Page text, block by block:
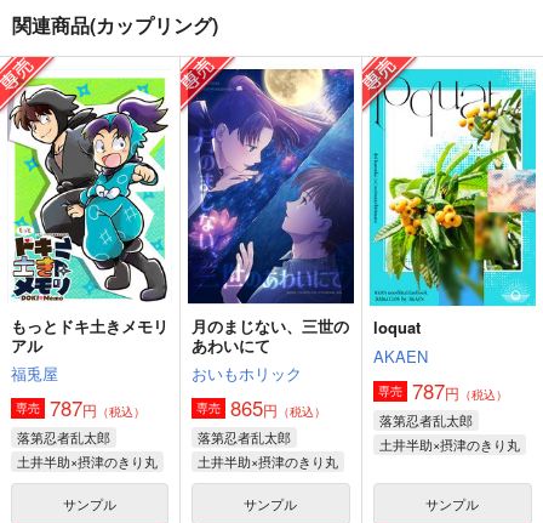
陽だまりに落雷
よくわらう
1,100円 （税込）
摂津のきり丸×土井半助
サンプル
作品詳細
雪ぐ
木下ライター
944円 （税込）
土井半助×摂津のきり丸
サンプル
作品詳細
いつでもいっしょに
ヘリオト
472 円（税込）
土井半助×摂津のきり丸
サンプル
作品詳細
関連商品(カップリング)
もっとドキ土きメモリ
アル
福兎屋
専売 787円 （税込）
落第忍者乱太郎
土井半助×摂津のきり丸
サンプル
月のまじない、三世の
あわいにて
おいもホリック
専売 865円 （税込）
落第忍者乱太郎
土井半助×摂津のきり丸
サンプル
loquat
AKAEN
専売 787円 （税込）
落第忍者乱太郎
土井半助×摂津のきり丸
サンプル